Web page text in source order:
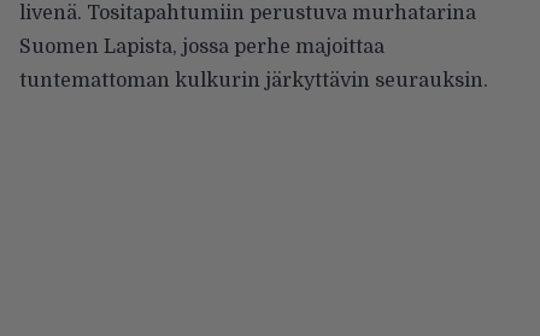
livenä. Tositapahtumiin perustuva murhatarina
Suomen Lapista, jossa perhe majoittaa
tuntemattoman kulkurin järkyttävin seurauksin.